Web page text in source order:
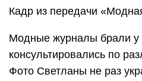
Кадр из передачи
Модные журналы брали у
консультировались по
Фото Светланы не раз